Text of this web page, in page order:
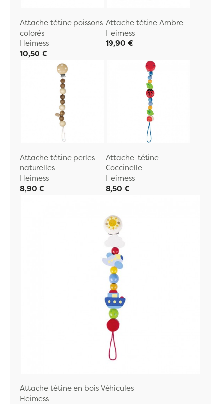
Attache tétine poissons
colorés
Heimess
10,50 €
Attache tétine Ambre
Heimess
19,90 €
Attache tétine perles
naturelles
Heimess
8,90 €
Attache-tétine
Coccinelle
Heimess
8,50 €
Attache tétine en bois Véhicules
Heimess